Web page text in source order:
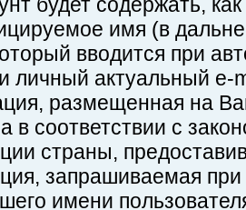
имя (в
вводится при
личный актуальный
размещенная на
в соответствии с
страны,
запрашиваемая при
имени